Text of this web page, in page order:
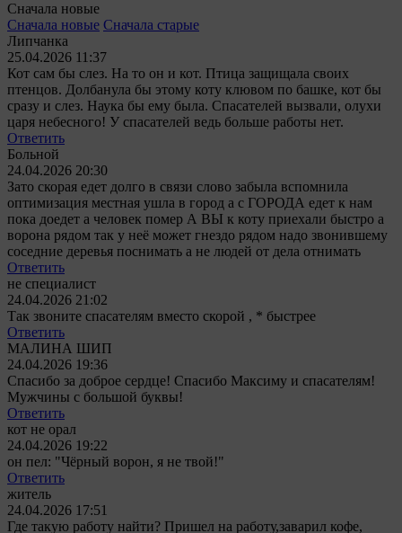
Сначала новые
Сначала новые Сначала старые
Липчанка
25.04.2026 11:37
Кот сам бы слез. На то он и кот. Птица защищала своих
птенцов. Долбанула бы этому коту клювом по башке, кот бы
сразу и слез. Наука бы ему была. Спасателей вызвали, олухи
царя небесного! У спасателей ведь больше работы нет.
Ответить
Больной
24.04.2026 20:30
Зато скорая едет долго в связи слово забыла вспомнила
оптимизация местная ушла в город а с ГОРОДА едет к нам
пока доедет а человек помер А ВЫ к коту приехали быстро а
ворона рядом так у неё может гнездо рядом надо звонившему
соседние деревья поснимать а не людей от дела отнимать
Ответить
не специалист
24.04.2026 21:02
Так звоните спасателям вместо скорой , * быстрее
Ответить
МАЛИНА ШИП
24.04.2026 19:36
Спасибо за доброе сердце! Спасибо Максиму и спасателям!
Мужчины с большой буквы!
Ответить
кот не орал
24.04.2026 19:22
он пел: "Чёрный ворон, я не твой!"
Ответить
житель
24.04.2026 17:51
Где такую работу найти? Пришел на работу,заварил кофе,